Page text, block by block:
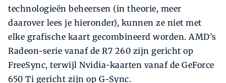
technologieën beheersen (in theorie, meer
daarover lees je hieronder), kunnen ze niet met
elke grafische kaart gecombineerd worden. AMD’s
Radeon-serie vanaf de R7 260 zijn gericht op
FreeSync, terwijl Nvidia-kaarten vanaf de GeForce
650 Ti gericht zijn op G-Sync.